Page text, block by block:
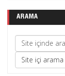
ARAMA